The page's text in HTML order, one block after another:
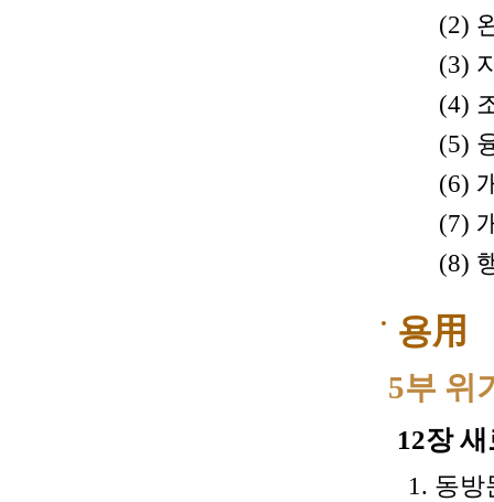
(2)
(3)
(4)
(5)
(6)
(7)
(8)
용用
5부 위
12장
1. 동방